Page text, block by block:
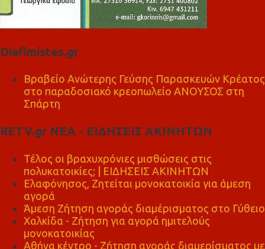
Diafimistes.gr
Βραβείο Ανώτερης Γεύσης Παρασκευών Κρέατος
στο παραδοσιακό κρεοπωλείο ΑΝΟΥΣΟΣ στη
Σπάρτη
RETV.gr ΝΕΑ - ΕΙΔΗΣΕΙΣ ΑΚΙΝΗΤΩΝ
Τέλος οι βραχυχρόνιες μισθώσεις στις
πολυκατοικίες; | ΕΙΔΗΣΕΙΣ ΑΚΙΝΗΤΩΝ
Ελαφόνησος, Ζητείται μονοκατοικία για άμεση
αγορά
Άμεση Ζήτηση αγοράς διαμέρισματος στο Γύθειο
Χαλκίδα - Ζήτηση για αγορά ημιτελούς
μονοκατοικίας
Αθήνα κέντρο - Ζήτηση αγοράς διαμερίσματος με